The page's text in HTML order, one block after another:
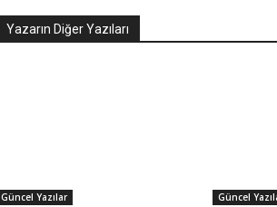
Yazarın Diğer Yazıları
Güncel Yazılar Güncel